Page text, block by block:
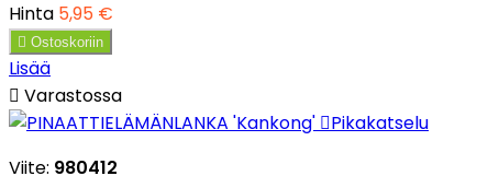
Hinta 5,95 €
 Ostoskoriin
Lisää
 Varastossa
Pikakatselu
Viite: 980412